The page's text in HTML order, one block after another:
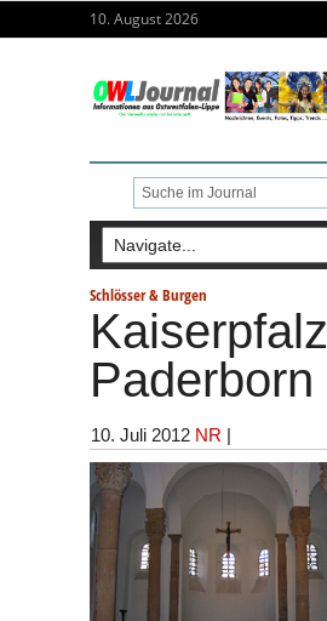
10. August 2026
Schlösser & Burgen
Kaiserpfalz
Paderborn
10. Juli 2012 NR |